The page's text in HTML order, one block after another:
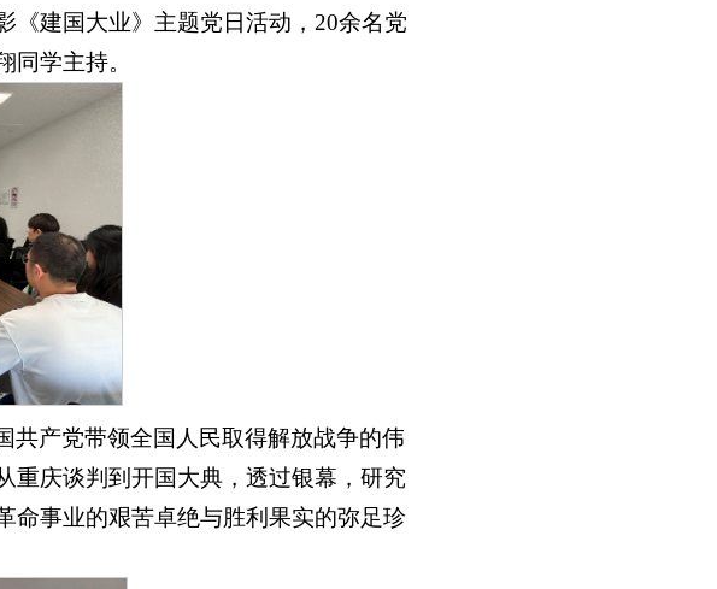
《建国大业》主题党日活动，20余名党
同学主持。
共产党带领全国人民取得解放战争的伟
重庆谈判到开国大典，透过银幕，研究
命事业的艰苦卓绝与胜利果实的弥足珍